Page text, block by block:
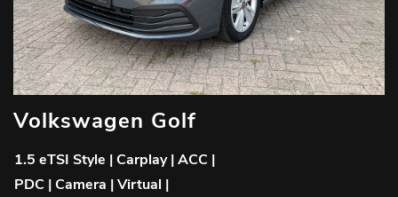
Volkswagen Golf
1.5 eTSI Style | Carplay | ACC |
PDC | Camera | Virtual |